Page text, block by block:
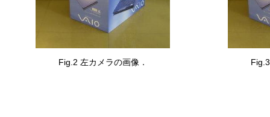
Fig.2 左カメラの画像．